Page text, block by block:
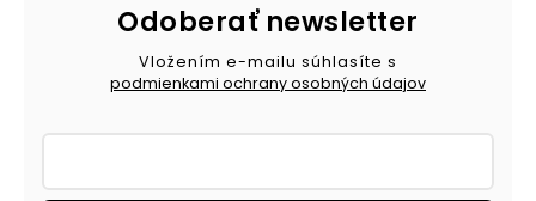
Odoberať newsletter
Vložením e-mailu súhlasíte s
podmienkami ochrany osobných údajov